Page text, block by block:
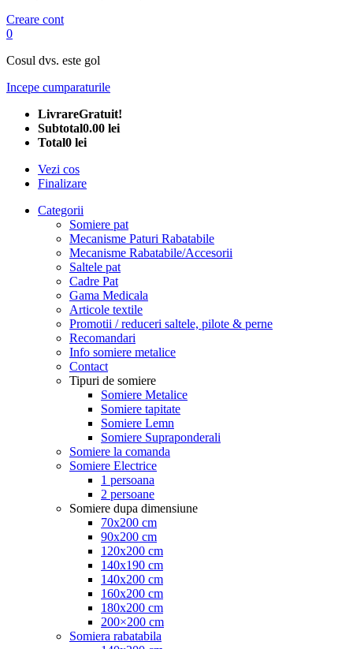
Creare cont
0
Cosul dvs. este gol
Incepe cumparaturile
LivrareGratuit!
Subtotal0.00 lei
Total0 lei
Vezi cos
Finalizare
Categorii
Somiere pat
Mecanisme Paturi Rabatabile
Mecanisme Rabatabile/Accesorii
Saltele pat
Cadre Pat
Gama Medicala
Articole textile
Promotii / reduceri saltele, pilote & perne
Recomandari
Info somiere metalice
Contact
Tipuri de somiere
Somiere Metalice
Somiere tapitate
Somiere Lemn
Somiere Supraponderali
Somiere la comanda
Somiere Electrice
1 persoana
2 persoane
Somiere dupa dimensiune
70x200 cm
90x200 cm
120x200 cm
140x190 cm
140x200 cm
160x200 cm
180x200 cm
200×200 cm
Somiera rabatabila